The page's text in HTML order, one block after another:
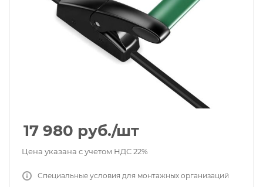
17 980 руб./шт
Цена указана с учетом НДС 22%
Специальные условия для монтажных организаций